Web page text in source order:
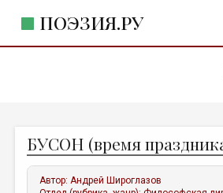
ПОЭЗИЯ.РУ
ЖАНРЫ
АВТОРЫ
БУСОН (время
Автор:Андрей Широглазов